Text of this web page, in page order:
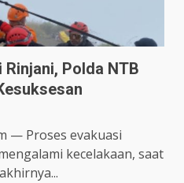
Polda NTB
— Proses evakuasi
kecelakaan, saat